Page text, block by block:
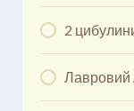
2
Лавровий